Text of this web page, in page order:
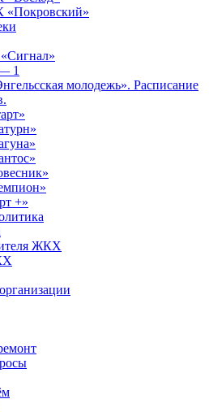
1
молодежь». Расписание
+»
ЖКХ